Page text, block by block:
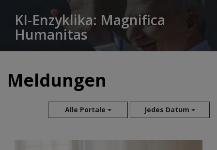
KI-Enzyklika: Magnifica
Humanitas
Meldungen
Alle Portale Jedes Datum
Aug 2026